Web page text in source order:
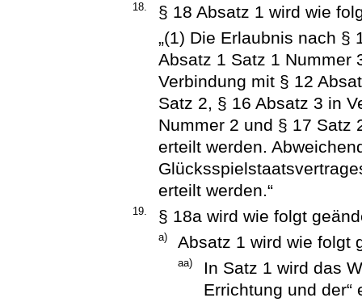
18.
§ 18 Absatz 1 wird wie
„(1) Die Erlaubnis nach §
Absatz 1 Satz 1 Nummer
Verbindung mit § 12
Satz 2, § 16 Absatz 3 in
Nummer 2 und § 17 Satz
erteilt werden.
erteilt werden.“
19. § 18a wird wie folgt
a) Absatz 1 wird wie folgt
aa)
In Satz 1 wird das
Errichtung und der“